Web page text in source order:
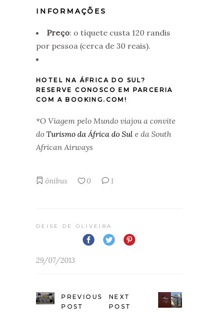
INFORMAÇÕES
Preço: o tíquete custa 120 randis
por pessoa (cerca de 30 reais).
HOTEL NA ÁFRICA DO SUL?
RESERVE CONOSCO EM PARCERIA
COM A BOOKING.COM!
*O Viagem pelo Mundo viajou a convite
do Turismo da África do Sul e da South
African Airways
ônibus 0 1
DEISE DE OLIVEIRA
29/07/2013
PREVIOUS
POST
NEXT
POST